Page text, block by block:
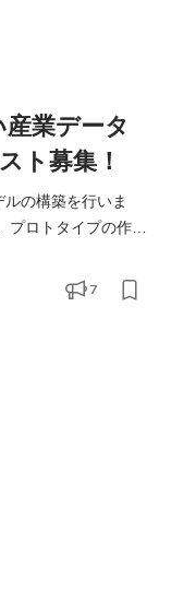
業データ
ト募集！
の構築を行いま
プロトタイプの作成
するマイクロサー
を実現していきま
7